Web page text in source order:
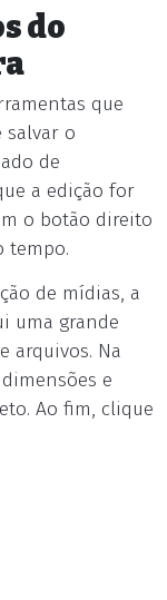
do
que
salvar o
de
a edição for
o botão direito
tempo.
de mídias, a
uma grande
arquivos. Na
e
Ao fim, clique